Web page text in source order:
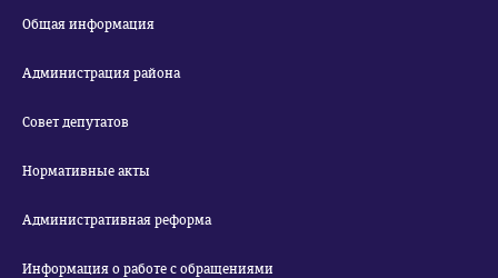
Общая информация
Администрация района
Совет депутатов
Нормативные акты
Административная реформа
Информация о работе с обращениями